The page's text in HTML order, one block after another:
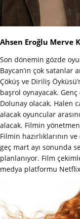
Ahsen Eroğlu Merve
Son dönemin gözde
Baycan’ın çok satanlar
Çöküş ve Diriliş
başrol oynayacak.
Dolunay olacak. Halen
alacak oyuncular
alacak. Filmin
Filmin hazırlıklarının
geç mart ayı sonunda
planlanıyor. Film
medya platformu